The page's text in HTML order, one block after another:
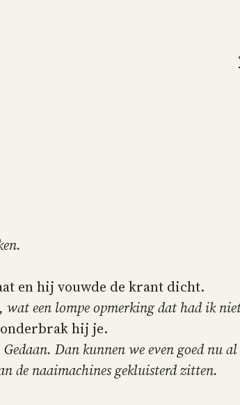
en hij vouwde de krant dicht.
een lompe opmerking dat had ik
onderbrak hij je.
Dan kunnen we even goed nu
de naaimachines gekluisterd zitten.